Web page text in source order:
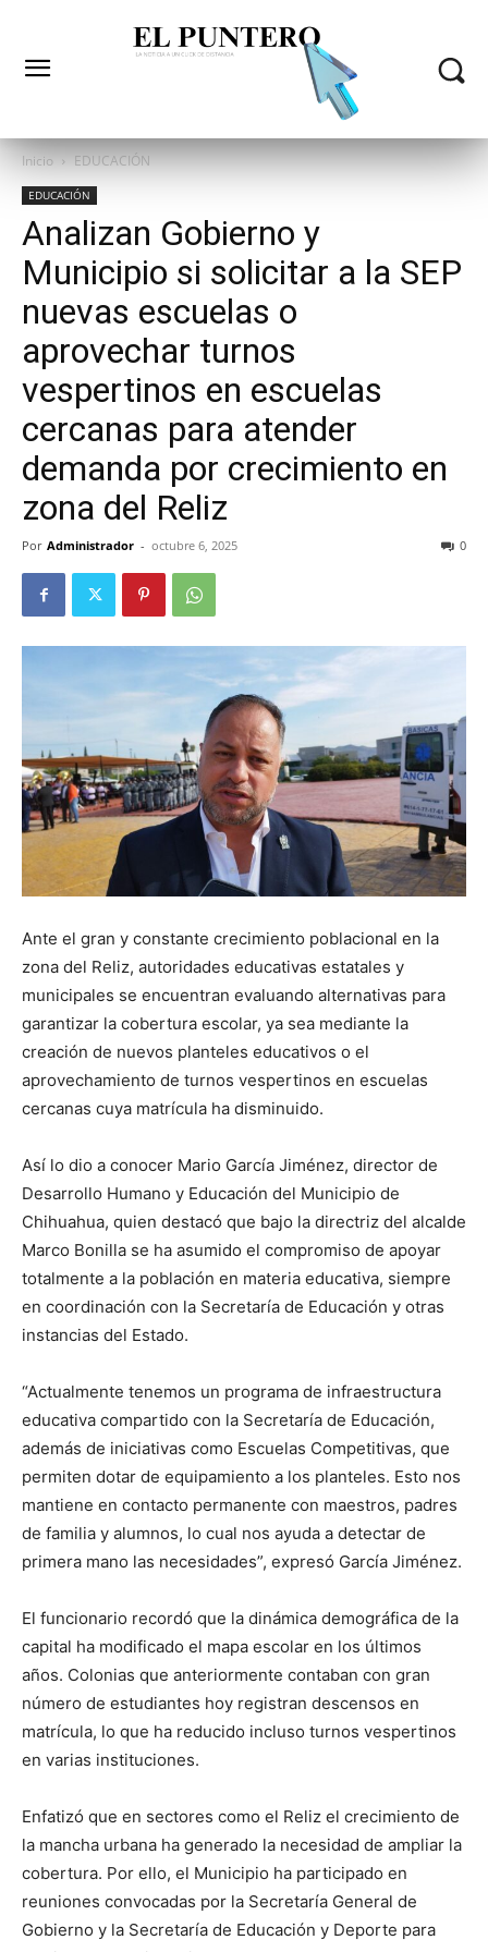
Inicio EDUCACIÓN
EDUCACIÓN
Analizan Gobierno y
Municipio si solicitar a la SEP
nuevas escuelas o
aprovechar turnos
vespertinos en escuelas
cercanas para atender
demanda por crecimiento en
zona del Reliz
Por Administrador - octubre 6, 2025 0
Ante el gran y constante crecimiento poblacional en la
zona del Reliz, autoridades educativas estatales y
municipales se encuentran evaluando alternativas para
garantizar la cobertura escolar, ya sea mediante la
creación de nuevos planteles educativos o el
aprovechamiento de turnos vespertinos en escuelas
cercanas cuya matrícula ha disminuido.
Así lo dio a conocer Mario García Jiménez, director de
Desarrollo Humano y Educación del Municipio de
Chihuahua, quien destacó que bajo la directriz del alcalde
Marco Bonilla se ha asumido el compromiso de apoyar
totalmente a la población en materia educativa, siempre
en coordinación con la Secretaría de Educación y otras
instancias del Estado.
“Actualmente tenemos un programa de infraestructura
educativa compartido con la Secretaría de Educación,
además de iniciativas como Escuelas Competitivas, que
permiten dotar de equipamiento a los planteles. Esto nos
mantiene en contacto permanente con maestros, padres
de familia y alumnos, lo cual nos ayuda a detectar de
primera mano las necesidades”, expresó García Jiménez.
El funcionario recordó que la dinámica demográfica de la
capital ha modificado el mapa escolar en los últimos
años. Colonias que anteriormente contaban con gran
número de estudiantes hoy registran descensos en
matrícula, lo que ha reducido incluso turnos vespertinos
en varias instituciones.
Enfatizó que en sectores como el Reliz el crecimiento de
la mancha urbana ha generado la necesidad de ampliar la
cobertura. Por ello, el Municipio ha participado en
reuniones convocadas por la Secretaría General de
Gobierno y la Secretaría de Educación y Deporte para